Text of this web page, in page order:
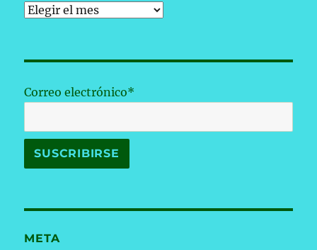
Archivos
Correo electrónico*
META